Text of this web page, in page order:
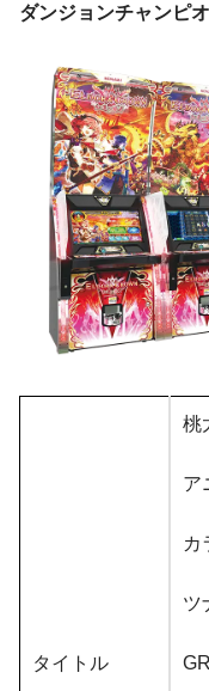
ダンジョンチャンピ
タイトル
桃
ア
カ
ツ